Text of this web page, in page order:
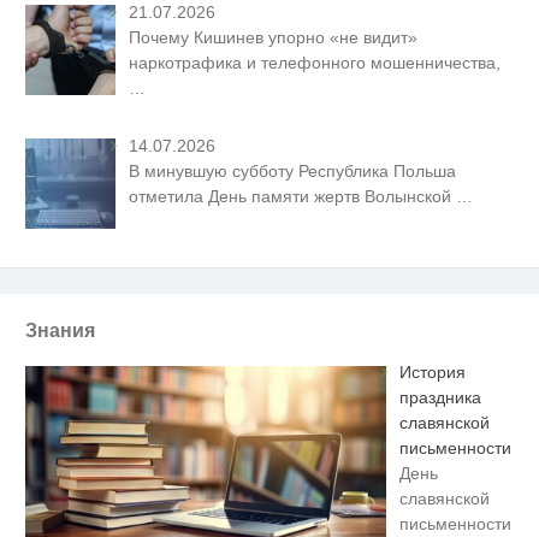
21.07.2026
Почему Кишинев упорно «не видит»
наркотрафика и телефонного мошенничества,
14.07.2026
В минувшую субботу Республика Польша
отметила День памяти жертв Волынской
Знания
История
праздника
славянской
письменности
День
славянской
письменности